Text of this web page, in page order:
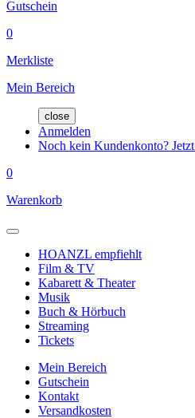
Gutschein
0
Merkliste
Mein Bereich
close
Anmelden
Noch kein Kundenkonto?
0
Warenkorb
HOANZL empfiehlt
Film & TV
Kabarett & Theater
Musik
Buch & Hörbuch
Streaming
Tickets
Mein Bereich
Gutschein
Kontakt
Versandkosten